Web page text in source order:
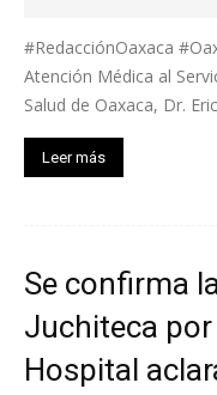
#RedacciónOaxaca
Atención Médica al
Salud de Oaxaca, Dr.
Leer más
Se confirma
Juchiteca
Hospital